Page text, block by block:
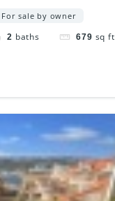
For sale by owner
2 baths 679 sq ft